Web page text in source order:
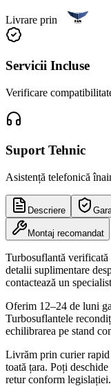
Livrare prin
Servicii Incluse
Verificare
Suport Tehnic
Asistență telefonică
Descriere
Montaj recomandat
Turbosuflantă
detalii suplimentare
contactează un
Oferim 12–24 de luni
Turbosuflantele
echilibrarea pe stand
Livrăm prin curier
toată țara. Poți
retur conform legislației.